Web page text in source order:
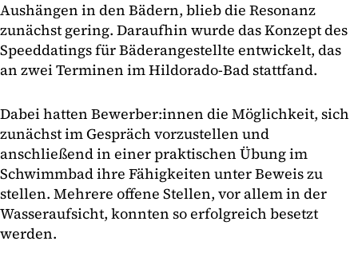
Aushängen in den Bädern, blieb die Resonanz
zunächst gering. Daraufhin wurde das Konzept des
Speeddatings für Bäderangestellte entwickelt, das
an zwei Terminen im Hildorado-Bad stattfand.
Dabei hatten Bewerber:innen die Möglichkeit, sich
zunächst im Gespräch vorzustellen und
anschließend in einer praktischen Übung im
Schwimmbad ihre Fähigkeiten unter Beweis zu
stellen. Mehrere offene Stellen, vor allem in der
Wasseraufsicht, konnten so erfolgreich besetzt
werden.